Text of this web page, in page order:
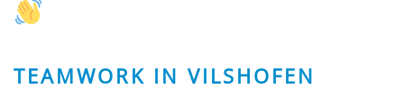
TEAMWORK IN VILSHOFEN